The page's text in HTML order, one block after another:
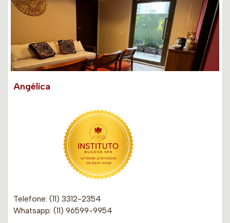
Angélica
Telefone: (11) 3312-2354
Whatsapp: (11) 96599-9954